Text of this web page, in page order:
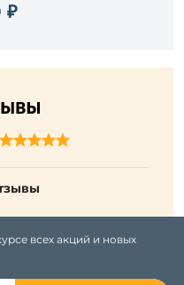
₽
всех акций и новых